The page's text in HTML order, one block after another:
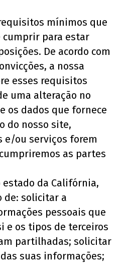
mínimos que
cumprir para estar
De acordo com
a nossa
esses requisitos
uma alteração no
os dados que fornece
do nosso site,
e/ou serviços forem
as partes
da Califórnia,
de: solicitar a
pessoais que
e os tipos de terceiros
partilhadas; solicitar
suas informações;